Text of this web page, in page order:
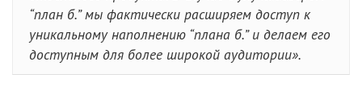
“план б.” мы фактически расширяем доступ к
уникальному наполнению “плана б.” и делаем его
доступным для более широкой аудитории».